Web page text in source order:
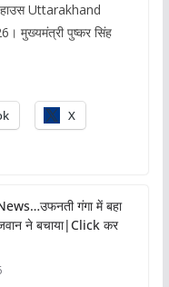
हाउस Uttarakhand
मुख्यमंत्री पुष्कर सिंह
X
गंगा में बहा
ने बचाया|Click कर